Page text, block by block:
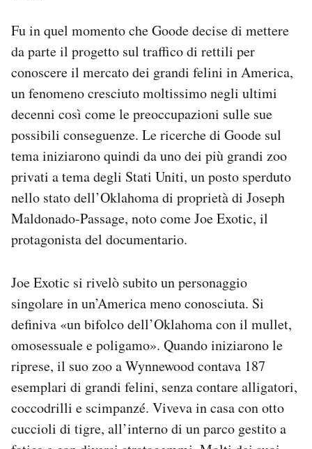
Fu in quel momento che Goode decise di mettere
da parte il progetto sul traffico di rettili per
conoscere il mercato dei grandi felini in America,
un fenomeno cresciuto moltissimo negli ultimi
decenni così come le preoccupazioni sulle sue
possibili conseguenze. Le ricerche di Goode sul
tema iniziarono quindi da uno dei più grandi zoo
privati a tema degli Stati Uniti, un posto sperduto
nello stato dell’Oklahoma di proprietà di Joseph
Maldonado-Passage, noto come Joe Exotic, il
protagonista del documentario.
Joe Exotic si rivelò subito un personaggio
singolare in un’America meno conosciuta. Si
definiva «un bifolco dell’Oklahoma con il mullet,
omosessuale e poligamo». Quando iniziarono le
riprese, il suo zoo a Wynnewood contava 187
esemplari di grandi felini, senza contare alligatori,
coccodrilli e scimpanzé. Viveva in casa con otto
cuccioli di tigre, all’interno di un parco gestito a